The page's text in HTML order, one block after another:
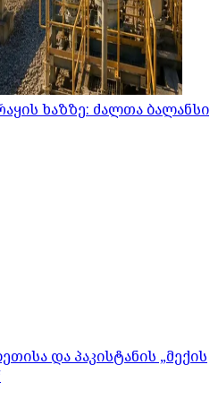
ხაზზე: ძალთა ბალანსი
და პაკისტანის „მექის